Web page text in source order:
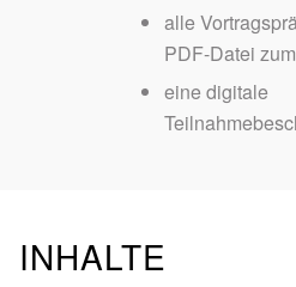
alle
PDF-Datei
eine digitale
INHALTE